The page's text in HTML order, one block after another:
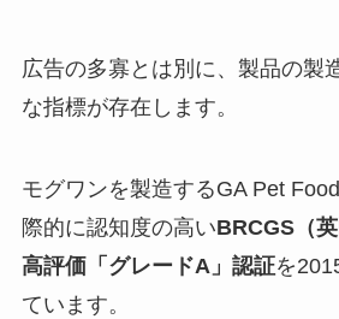
広告の多寡とは別に、製品の製
な指標が存在します。
モグワンを製造するGA Pet
際的に認知度の高いBRCGS（
高評価「グレードA」認証を
ています。